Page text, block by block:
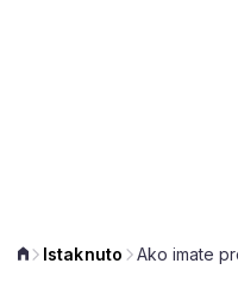
Istaknuto